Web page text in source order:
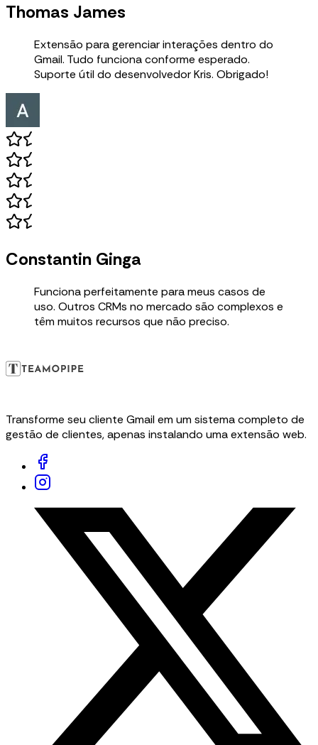
Thomas James
Extensão para gerenciar interações dentro do
Gmail. Tudo funciona conforme esperado.
Suporte útil do desenvolvedor Kris. Obrigado!
Constantin Ginga
Funciona perfeitamente para meus casos de
uso. Outros CRMs no mercado são complexos e
têm muitos recursos que não preciso.
Transforme seu cliente Gmail em um sistema completo de
gestão de clientes, apenas instalando uma extensão web.